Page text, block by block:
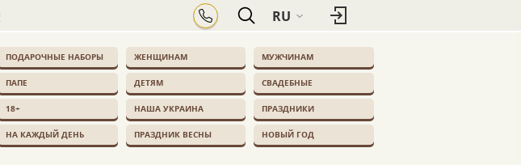
RU
ПОДАРОЧНЫЕ НАБОРЫ ЖЕНЩИНАМ МУЖЧИНАМ
ПАПЕ ДЕТЯМ СВАДЕБНЫЕ
18+ НАША УКРАИНА ПРАЗДНИКИ
НА КАЖДЫЙ ДЕНЬ ПРАЗДНИК ВЕСНЫ НОВЫЙ ГОД